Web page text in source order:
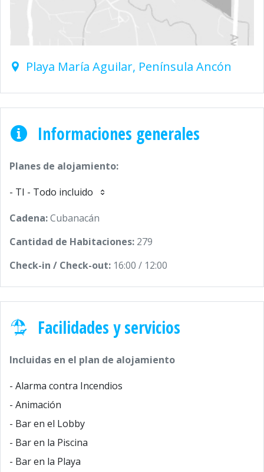
Playa María Aguilar, Península Ancón
Informaciones generales
Planes de alojamiento:
- TI - Todo incluido
Cadena:Cubanacán
Cantidad de Habitaciones: 279
Check-in / Check-out: 16:00 / 12:00
Facilidades y servicios
Incluidas en el plan de alojamiento
- Alarma contra Incendios
- Animación
- Bar en el Lobby
- Bar en la Piscina
- Bar en la Playa